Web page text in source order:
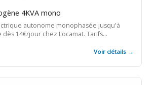
4KVA mono
autonome monophasée jusqu'à
dès 14€/jour chez Locamat. Tarifs
Voir détails →